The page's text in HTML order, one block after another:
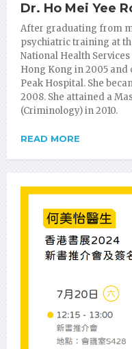
Dr. Ho Mei Yee
After graduating from
psychiatric training at
National Health
Hong Kong in 2005
Peak Hospital. She
2008. She attained a
(Criminology) in 2010.
READ MORE